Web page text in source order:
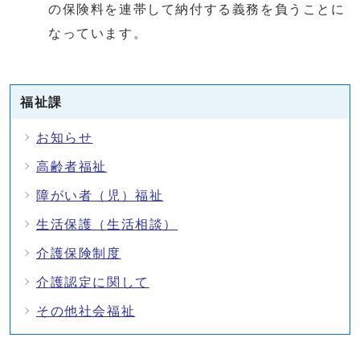
の保険料を連帯して納付する義務を負うことに
なっています。
福祉課
お知らせ
高齢者福祉
障がい者（児）福祉
生活保護（生活相談）
介護保険制度
介護認定に関して
その他社会福祉